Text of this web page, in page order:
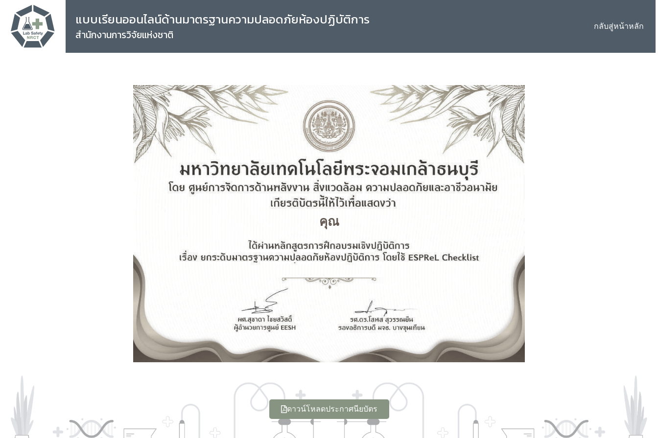
แบบเรียนออนไลน์ด้านมาตรฐานความปลอดภัยห้องปฏิบัติการ
สำนักงานการวิจัยแห่งชาติ
กลับสู่หน้าหลัก
คุณ
ดาวน์โหลดประกาศนียบัตร